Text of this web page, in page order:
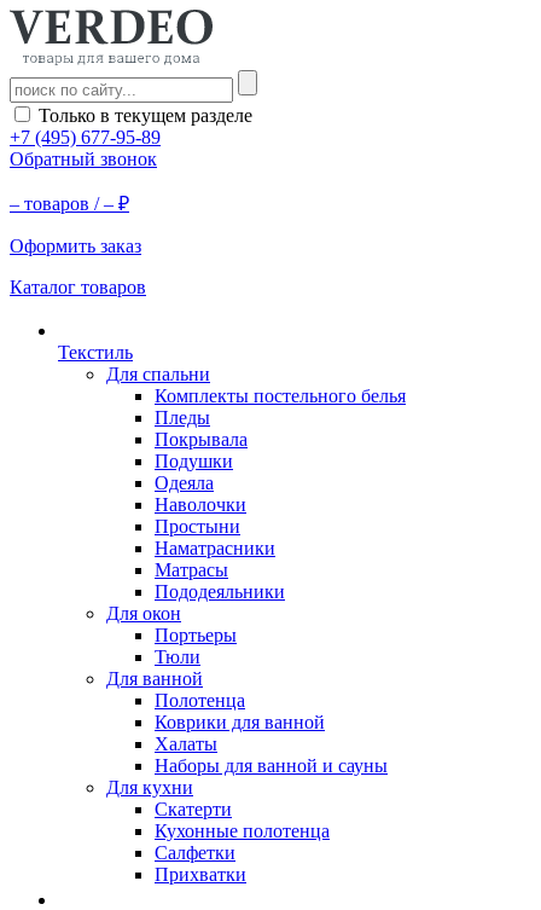
Только в текущем разделе
+7 (495) 677-95-89
Обратный звонок
– товаров /– ₽
Оформить заказ
Каталог товаров
Текстиль
Для спальни
Комплекты постельного белья
Пледы
Покрывала
Подушки
Одеяла
Наволочки
Простыни
Наматрасники
Матрасы
Пододеяльники
Для окон
Портьеры
Тюли
Для ванной
Полотенца
Коврики для ванной
Халаты
Наборы для ванной и сауны
Для кухни
Скатерти
Кухонные полотенца
Салфетки
Прихватки